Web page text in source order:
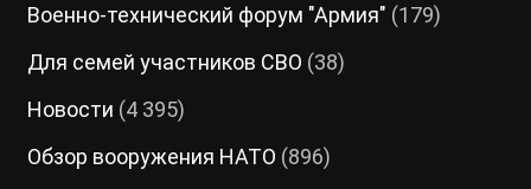
Военно-технический форум "Армия" (179)
Для семей участников СВО (38)
Новости (4 395)
Обзор вооружения НАТО (896)